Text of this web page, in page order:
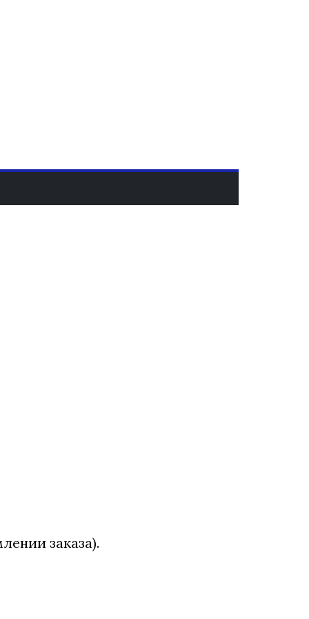
заказа).